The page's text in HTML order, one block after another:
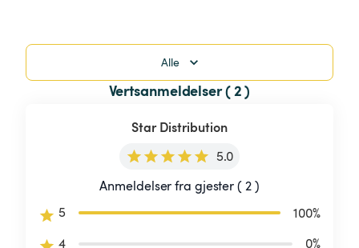
Alle
Vertsanmeldelser ( 2 )
Star Distribution
5.0
Anmeldelser fra gjester ( 2 )
5
100%
4
0%